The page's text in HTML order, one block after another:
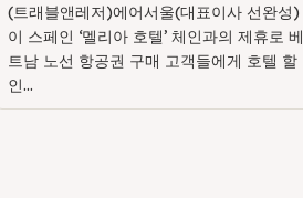
(트래블앤레저)에어서울(대표이사 선완성)
이 스페인 ‘멜리아 호텔’ 체인과의 제휴로 베
트남 노선 항공권 구매 고객들에게 호텔 할
인...